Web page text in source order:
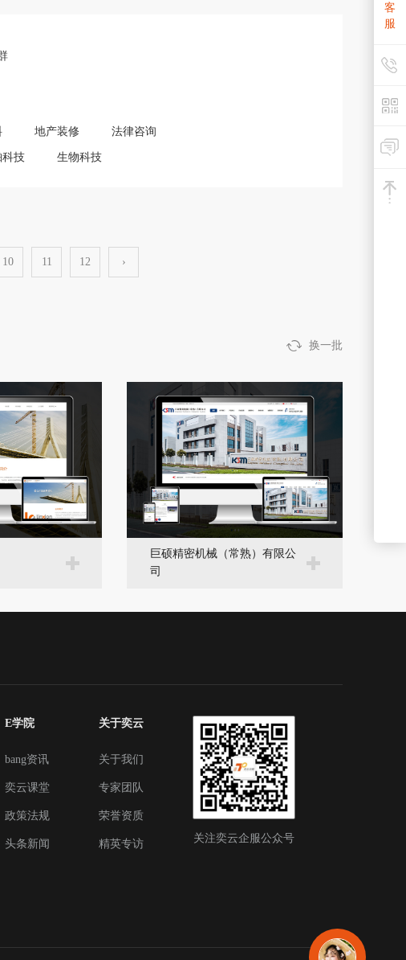
地产装修 法律咨询
科技 生物科技
10 11 12 ›
换一批
巨硕精密机械（常熟）有限公
司
E学院
bang资讯
奕云课堂
政策法规
头条新闻
关于奕云
关于我们
专家团队
荣誉资质
精英专访 关注奕云企服公众号
客
服